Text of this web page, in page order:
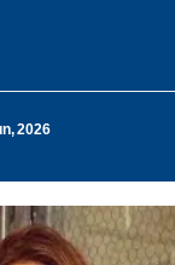
2026